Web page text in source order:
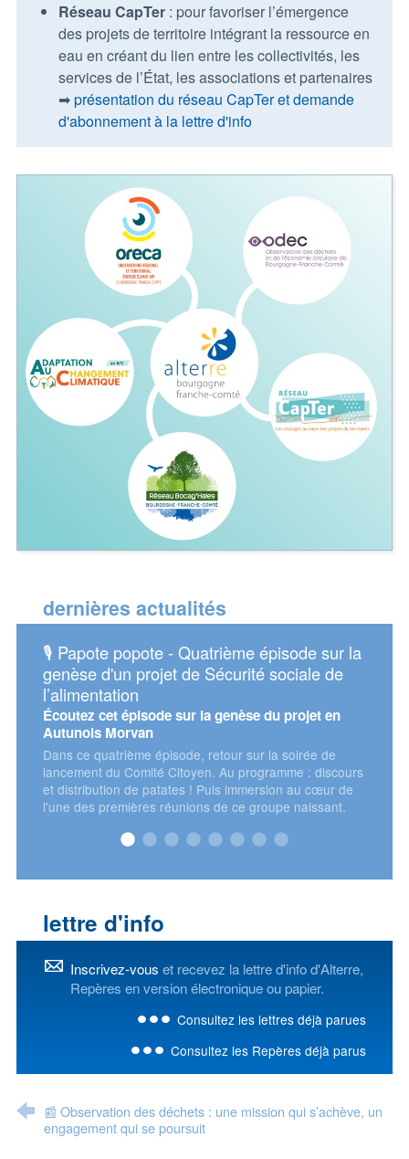
Réseau CapTer: pour favoriser l’émergence
des projets de territoire intégrant la ressource en
eau en créant du lien entre les collectivités, les
services de l’État, les associations et partenaires
➡présentation du réseau CapTer et demande
d'abonnement à la lettre d'info
dernières actualités
🎙️ Papote popote - Quatrième épisode sur la
genèse d'un projet de Sécurité sociale de
l’alimentation
Écoutez cet épisode sur la genèse du projet en
Autunois Morvan
Dans ce quatrième épisode, retour sur la soirée de
lancement du Comité Citoyen. Au programme : discours
et distribution de patates ! Puis immersion au cœur de
l'une des premières réunions de ce groupe naissant.
lettre d'info
Inscrivez-vous et recevez la lettre d'info d'Alterre,
Repères en version électronique ou papier.
Consultez les lettres déjà parues
Consultez les Repères déjà parus
📰 Observation des déchets : une mission qui s’achève, un
engagement qui se poursuit